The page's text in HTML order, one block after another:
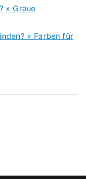
» Graue
» Farben für